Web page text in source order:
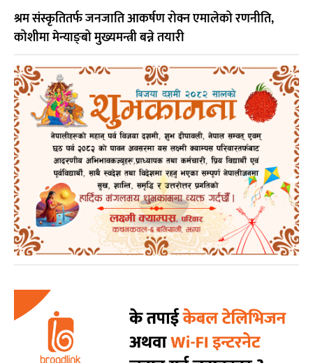
श्रम संस्कृतितर्फ जनजाति आकर्षण रोक्न एमालेको रणनीति,
कोशीमा मेन्याङ्बो मुख्यमन्त्री बन्ने तयारी